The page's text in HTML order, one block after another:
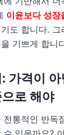
이윤보다 성장
도 합니다. 그
기쁘게 합니
가격이
로 해야
전통적인 반독